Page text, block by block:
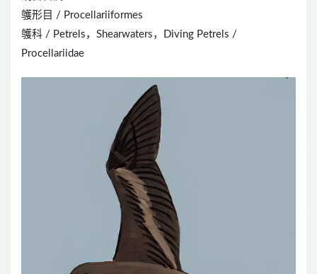
鹱形目 / Procellariiformes
鹱科 / Petrels，Shearwaters，Diving Petrels /
Procellariidae